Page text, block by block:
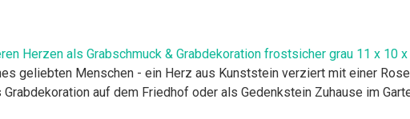
Herzen als Grabschmuck & Grabdekoration frostsicher grau 11 x 10
geliebten Menschen - ein Herz aus Kunststein verziert mit einer
auf dem Friedhof oder als Gedenkstein Zuhause im